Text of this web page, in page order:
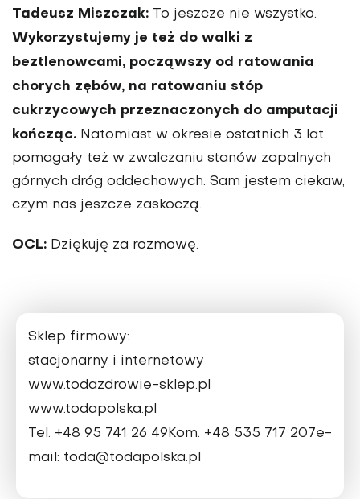
Tadeusz Miszczak: To jeszcze nie wszyst­ko.
Wykorzystujemy je też do walki z
beztlenowcami, począwszy od rato­wania
chorych zębów, na ratowaniu stóp
cukrzycowych przeznaczonych do amputacji
kończąc. Natomiast w okresie ostatnich 3 lat
pomagały też w zwalczaniu stanów zapalnych
gór­nych dróg oddechowych. Sam jestem ciekaw,
czym nas jeszcze zaskoczą.
OCL: Dziękuję za rozmowę.
Sklep firmowy:
stacjonarny i internetowy
www.todazdrowie-sklep.pl
www.todapolska.pl
Tel. +48 95 741 26 49Kom. +48 535 717 207e-
mail: toda@todapolska.pl